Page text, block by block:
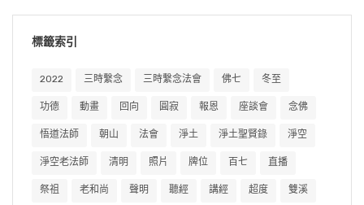
標籤索引
2022 三時繫念 三時繫念法會 佛七 冬至
功德 動畫 回向 圓寂 報恩 座談會 念佛
悟道法師 朝山 法會 淨土 淨土聖賢錄 淨空
淨空老法師 清明 照片 牌位 百七 直播
祭祖 老和尚 聲明 聽經 講經 超度 雙溪